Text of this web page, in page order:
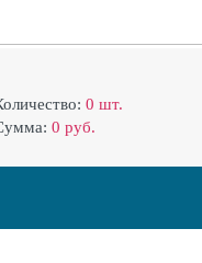
0 шт.
0 руб.